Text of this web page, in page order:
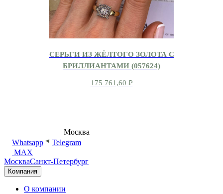
СЕРЬГИ ИЗ ЖЁЛТОГО ЗОЛОТА С
БРИЛЛИАНТАМИ (057624)
175 761,60 ₽
Москва
Whatsapp
Telegram
MAX
МоскваСанкт-Петербург
Компания
О компании